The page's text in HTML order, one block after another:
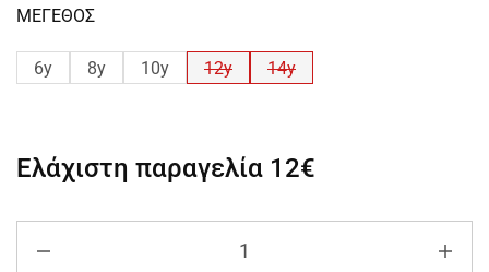
ΜΕΓΕΘΟΣ
6y 8y 10y 12y 14y
Ελάχιστη παραγελία 12€